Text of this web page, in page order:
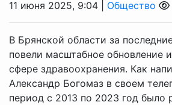
11 июня 2025, 9:04 | Общество
В Брянской области за
повели масштабное обновление
сфере здравоохранения. Как
Александр Богомаз в своем
период с 2013 по 2023 год было